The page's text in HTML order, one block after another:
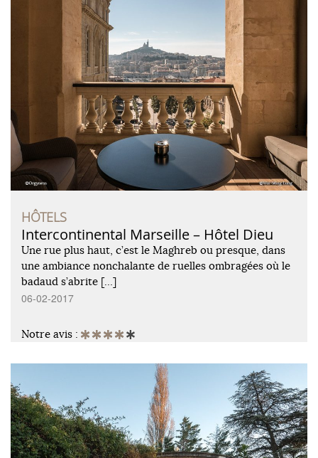
HÔTELS
Intercontinental Marseille – Hôtel Dieu
Une rue plus haut, c’est le Maghreb ou presque, dans
une ambiance nonchalante de ruelles ombragées où le
badaud s’abrite […]
06-02-2017
Notre avis :